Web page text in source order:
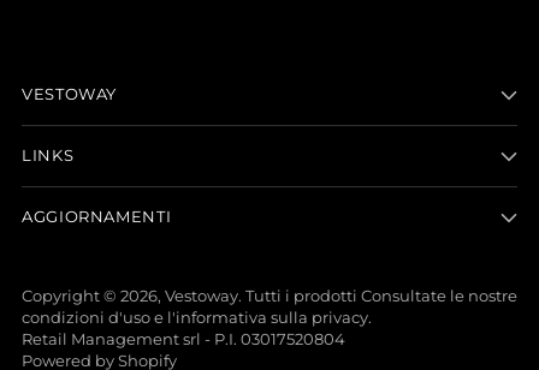
VESTOWAY
LINKS
AGGIORNAMENTI
Copyright © 2026, Vestoway. Tutti i prodotti Consultate le nostre
condizioni d'uso e l'informativa sulla privacy.
Retail Management srl - P.I. 03017520804
Powered by Shopify